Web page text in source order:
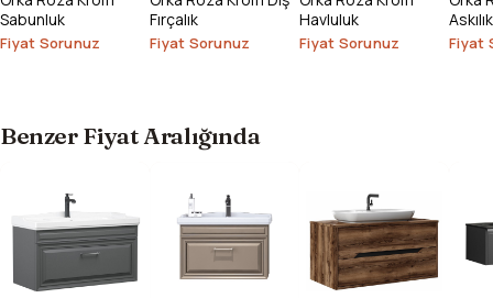
Sabunluk
Fiyat Sorunuz
Fırçalık
Fiyat Sorunuz
Havluluk
Fiyat Sorunuz
Askılık
Fiyat
Benzer Fiyat Aralığında